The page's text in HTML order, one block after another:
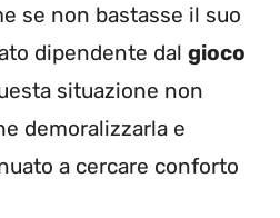
se non bastasse il suo
dipendente dal gioco
situazione non
demoralizzarla e
a cercare conforto